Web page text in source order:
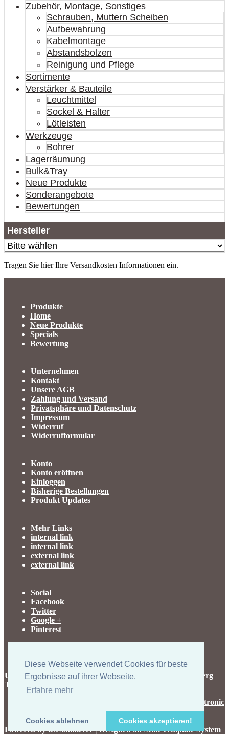
Diese Webseite verwendet Cookies für beste
Ergebnisse auf ihrer Webseite.
Erfahre mehr
Cookies ablehnen Cookies akzeptieren!
Zubehör, Montage, Sonstiges
Schrauben, Muttern Scheiben
Aufbewahrung
Kabelmontage
Abstandsbolzen
Reinigung und Pflege
Sortimente
Verstärker & Bauteile
Leuchtmittel
Sockel & Halter
Lötleisten
Werkzeuge
Bohrer
Lagerräumung
Bulk&Tray
Neue Produkte
Sonderangebote
Bewertungen
Hersteller
Tragen Sie hier Ihre Versandkosten Informationen ein.
Produkte
Home
Neue Produkte
Specials
Bewertung
Unternehmen
Kontakt
Unsere AGB
Zahlung und Versand
Privatsphäre und Datenschutz
Impressum
Widerruf
Widerrufformular
Konto
Konto eröffnen
Einloggen
Bisherige Bestellungen
Produkt Updates
Mehr Links
internal link
internal link
external link
external link
Social
Facebook
Twitter
Google +
Pinterest
UK-electronic Jonas Lauer Ringstrasse 8 66894 Krähenberg
Tel. +49 (0)171 5347831
uk-electronic
Powered by osCommerce|Designed on Mini Template System